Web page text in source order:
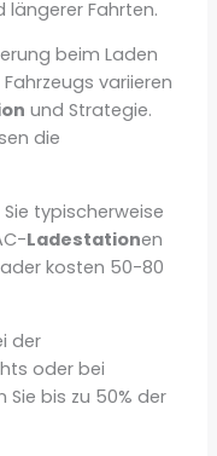
längerer Fahrten.
beim Laden
Fahrzeugs variieren
und Strategie.
die
typischerweise
Ladestationen
kosten 50-80
der
oder bei
bis zu 50% der